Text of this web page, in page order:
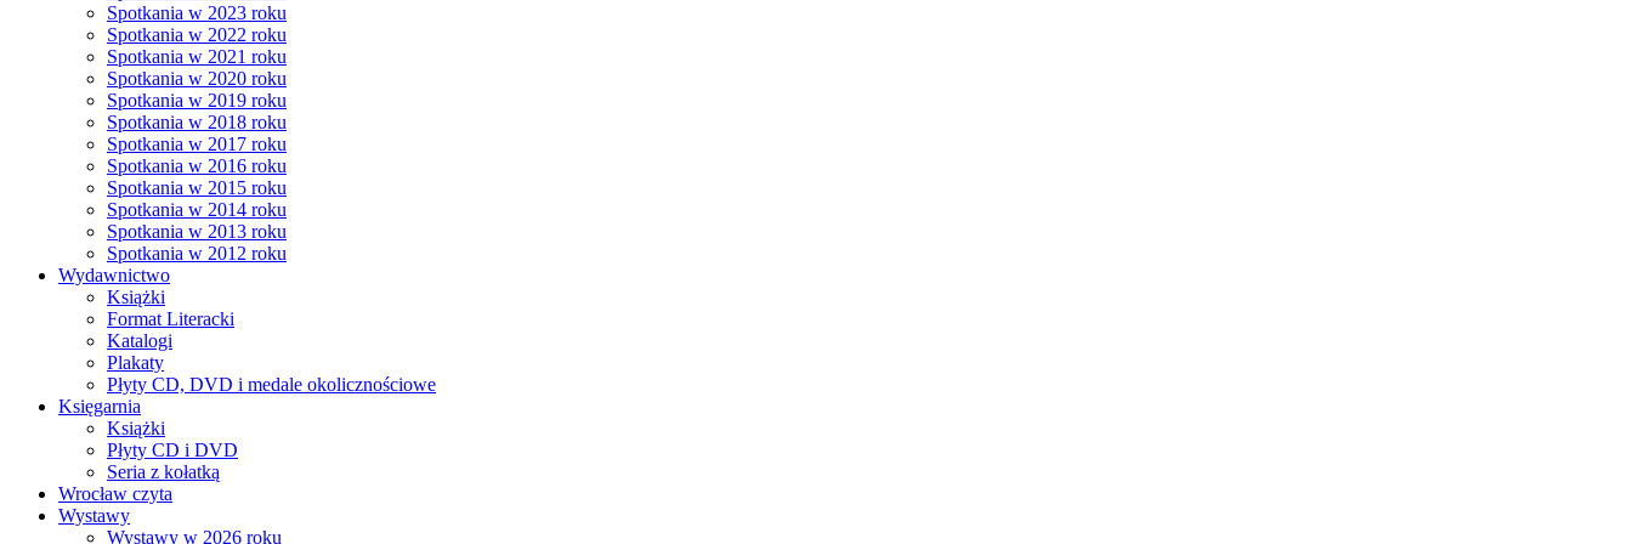
Spotkania w 2023 roku
Spotkania w 2022 roku
Spotkania w 2021 roku
Spotkania w 2020 roku
Spotkania w 2019 roku
Spotkania w 2018 roku
Spotkania w 2017 roku
Spotkania w 2016 roku
Spotkania w 2015 roku
Spotkania w 2014 roku
Spotkania w 2013 roku
Spotkania w 2012 roku
Wydawnictwo
Książki
Format Literacki
Katalogi
Plakaty
Płyty CD, DVD i medale okolicznościowe
Księgarnia
Książki
Płyty CD i DVD
Seria z kołatką
Wrocław czyta
Wystawy
Wystawy w 2026 roku